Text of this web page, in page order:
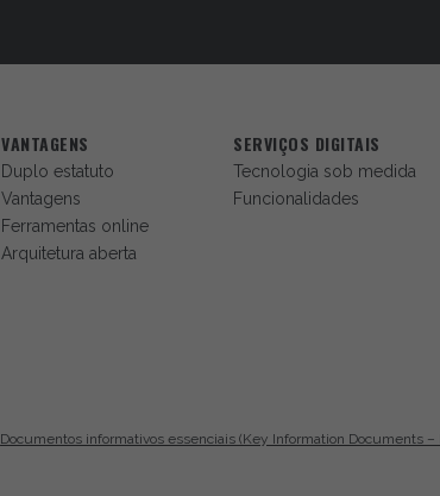
VANTAGENS
Duplo estatuto
Vantagens
Ferramentas online
Arquitetura aberta
SERVIÇOS DIGITAIS
Tecnologia sob medida
Funcionalidades
Documentos informativos essenciais (Key Information Documents –